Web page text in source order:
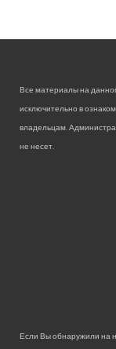
Все материалы на
исключительно в
владельцам.
не несет.
Если Вы обнаружили на